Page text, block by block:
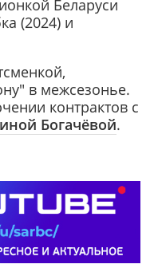
Беларуси
(2024) и
в межсезонье.
контрактов с
Богачёвой.